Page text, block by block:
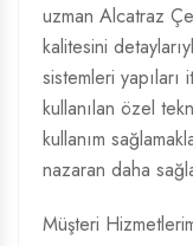
uzman Alcatraz
kalitesini
sistemleri yapıları
kullanılan özel
kullanım
nazaran daha
Müşteri